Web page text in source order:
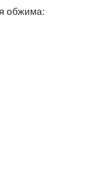
обжима: